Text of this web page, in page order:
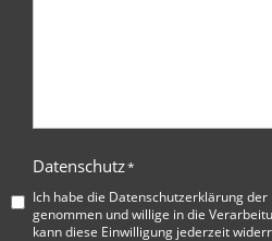
Datenschutz*
Ich habe die Datenschutzerklärung der
genommen und willige in die
kann diese Einwilligung jederzeit